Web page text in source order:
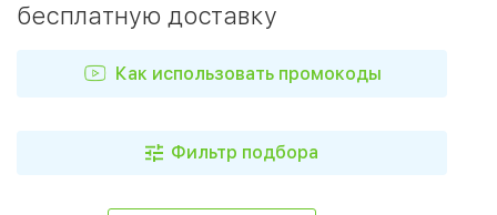
бесплатную доставку
Как использовать промокоды
Фильтр подбора